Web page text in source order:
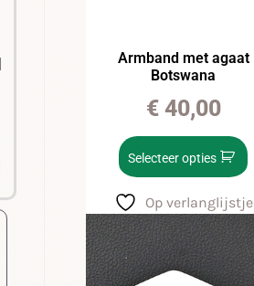
Armband met agaat
Botswana
€40,00
Selecteer opties
Op verlanglijstje